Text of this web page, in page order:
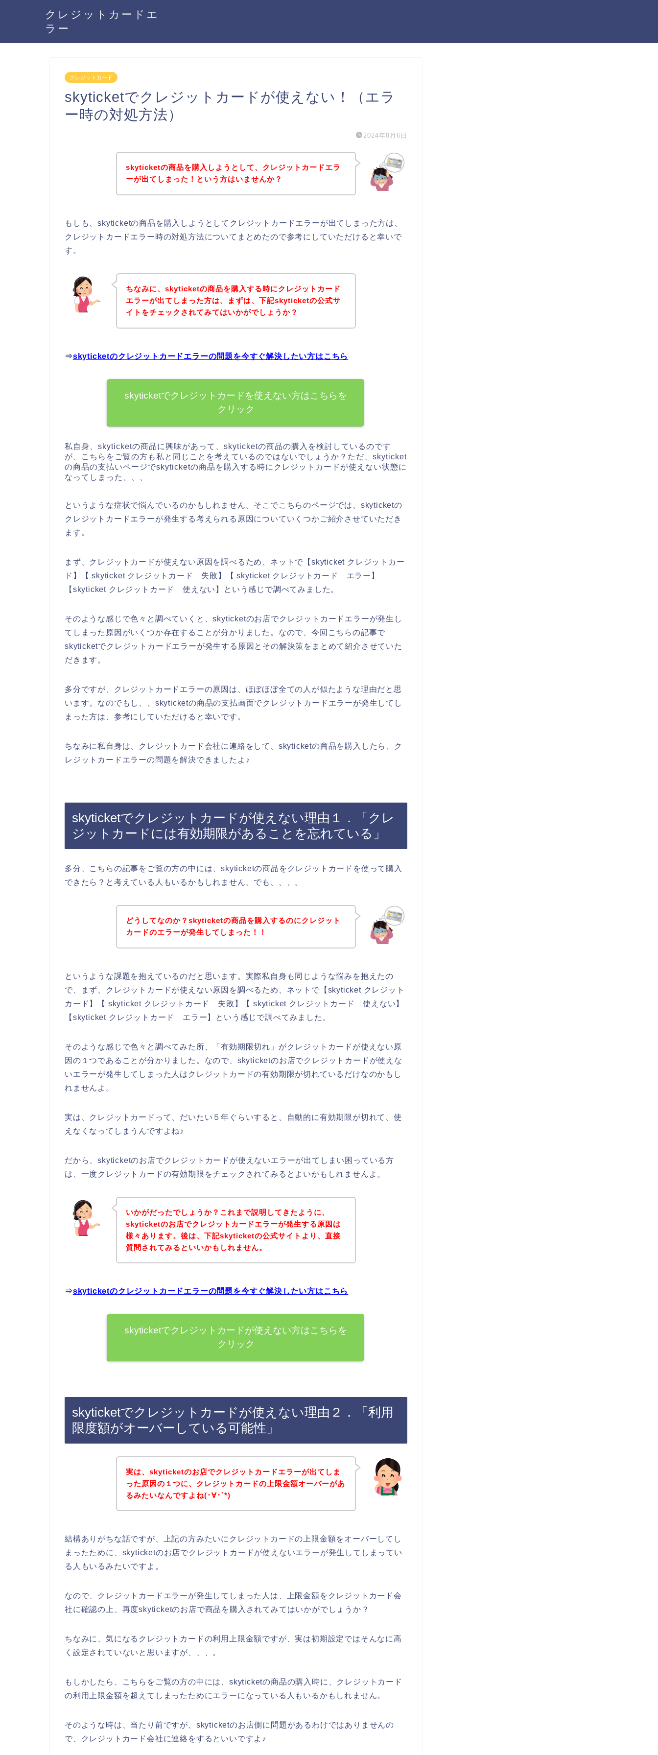
クレジットカードエ
ラー
クレジットカード
skyticketでクレジットカードが使えない！（エラ
ー時の対処方法）
2024年8月6日
skyticketの商品を購入しようとして、クレジットカードエラ
ーが出てしまった！という方はいませんか？
もしも、skyticketの商品を購入しようとしてクレジットカードエラーが出てしまった方は、
クレジットカードエラー時の対処方法についてまとめたので参考にしていただけると幸いで
す。
ちなみに、skyticketの商品を購入する時にクレジットカード
エラーが出てしまった方は、まずは、下記skyticketの公式サ
イトをチェックされてみてはいかがでしょうか？
⇒skyticketのクレジットカードエラーの問題を今すぐ解決したい方はこちら
skyticketでクレジットカードを使えない方はこちらを
クリック
私自身、skyticketの商品に興味があって、skyticketの商品の購入を検討しているのです
が、こちらをご覧の方も私と同じことを考えているのではないでしょうか？ただ、skyticket
の商品の支払いページでskyticketの商品を購入する時にクレジットカードが使えない状態に
なってしまった、、、
というような症状で悩んでいるのかもしれません。そこでこちらのページでは、skyticketの
クレジットカードエラーが発生する考えられる原因についていくつかご紹介させていただき
ます。
まず、クレジットカードが使えない原因を調べるため、ネットで【skyticket クレジットカー
ド】【 skyticket クレジットカード 失敗】【 skyticket クレジットカード エラー】
【skyticket クレジットカード 使えない】という感じで調べてみました。
そのような感じで色々と調べていくと、skyticketのお店でクレジットカードエラーが発生し
てしまった原因がいくつか存在することが分かりました。なので、今回こちらの記事で
skyticketでクレジットカードエラーが発生する原因とその解決策をまとめて紹介させていた
だきます。
多分ですが、クレジットカードエラーの原因は、ほぼほぼ全ての人が似たような理由だと思
います。なのでもし、、skyticketの商品の支払画面でクレジットカードエラーが発生してし
まった方は、参考にしていただけると幸いです。
ちなみに私自身は、クレジットカード会社に連絡をして、skyticketの商品を購入したら、ク
レジットカードエラーの問題を解決できましたよ♪
skyticketでクレジットカードが使えない理由１．「クレ
ジットカードには有効期限があることを忘れている」
多分、こちらの記事をご覧の方の中には、skyticketの商品をクレジットカードを使って購入
できたら？と考えている人もいるかもしれません。でも、、、。
どうしてなのか？skyticketの商品を購入するのにクレジット
カードのエラーが発生してしまった！！
というような課題を抱えているのだと思います。実際私自身も同じような悩みを抱えたの
で、まず、クレジットカードが使えない原因を調べるため、ネットで【skyticket クレジット
カード】【 skyticket クレジットカード 失敗】【 skyticket クレジットカード 使えない】
【skyticket クレジットカード エラー】という感じで調べてみました。
そのような感じで色々と調べてみた所、「有効期限切れ」がクレジットカードが使えない原
因の１つであることが分かりました。なので、skyticketのお店でクレジットカードが使えな
いエラーが発生してしまった人はクレジットカードの有効期限が切れているだけなのかもし
れませんよ。
実は、クレジットカードって、だいたい５年ぐらいすると、自動的に有効期限が切れて、使
えなくなってしまうんですよね♪
だから、skyticketのお店でクレジットカードが使えないエラーが出てしまい困っている方
は、一度クレジットカードの有効期限をチェックされてみるとよいかもしれませんよ。
いかがだったでしょうか？これまで説明してきたように、
skyticketのお店でクレジットカードエラーが発生する原因は
様々あります。後は、下記skyticketの公式サイトより、直接
質問されてみるといいかもしれません。
⇒skyticketのクレジットカードエラーの問題を今すぐ解決したい方はこちら
skyticketでクレジットカードが使えない方はこちらを
クリック
skyticketでクレジットカードが使えない理由２．「利用
限度額がオーバーしている可能性」
実は、skyticketのお店でクレジットカードエラーが出てしま
った原因の１つに、クレジットカードの上限金額オーバーがあ
るみたいなんですよね(･∀･`*)
結構ありがちな話ですが、上記の方みたいにクレジットカードの上限金額をオーバーしてし
まったために、skyticketのお店でクレジットカードが使えないエラーが発生してしまってい
る人もいるみたいですよ。
なので、クレジットカードエラーが発生してしまった人は、上限金額をクレジットカード会
社に確認の上、再度skyticketのお店で商品を購入されてみてはいかがでしょうか？
ちなみに、気になるクレジットカードの利用上限金額ですが、実は初期設定ではそんなに高
く設定されていないと思いますが、、、。
もしかしたら、こちらをご覧の方の中には、skyticketの商品の購入時に、クレジットカード
の利用上限金額を超えてしまったためにエラーになっている人もいるかもしれません。
そのような時は、当たり前ですが、skyticketのお店側に問題があるわけではありませんの
で、クレジットカード会社に連絡をするといいですよ♪